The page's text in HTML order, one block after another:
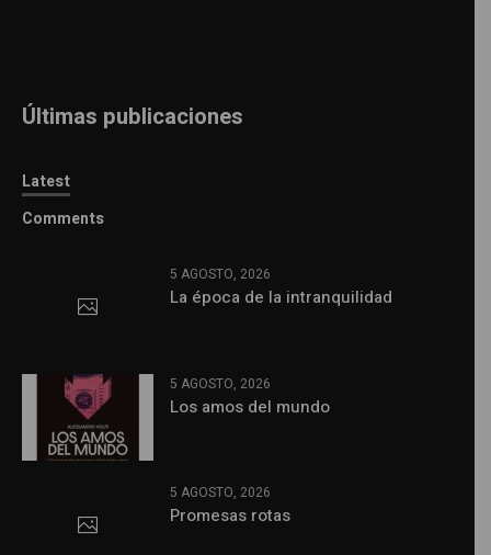
Últimas publicaciones
Latest
Comments
5 AGOSTO, 2026
La época de la intranquilidad
5 AGOSTO, 2026
Los amos del mundo
5 AGOSTO, 2026
Promesas rotas